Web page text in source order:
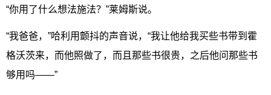
“你用了什么想法施法？”莱姆斯说。
“我爸爸，”哈利用颤抖的声音说，“我让他给我买些书带到霍
格沃茨来，而他照做了，而且那些书很贵，之后他问那些书
够用吗——”